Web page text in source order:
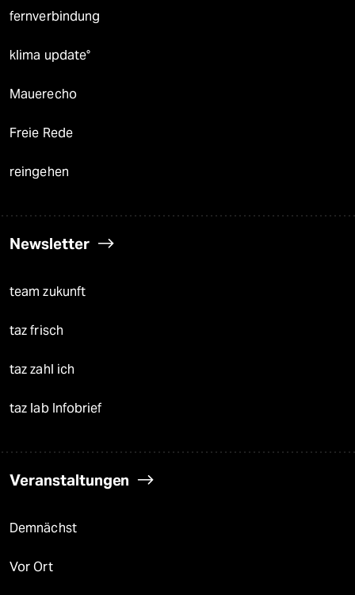
fernverbindung
klima update°
Mauerecho
Freie Rede
reingehen
Newsletter
team zukunft
taz frisch
taz zahl ich
taz lab Infobrief
Veranstaltungen
Demnächst
Vor Ort